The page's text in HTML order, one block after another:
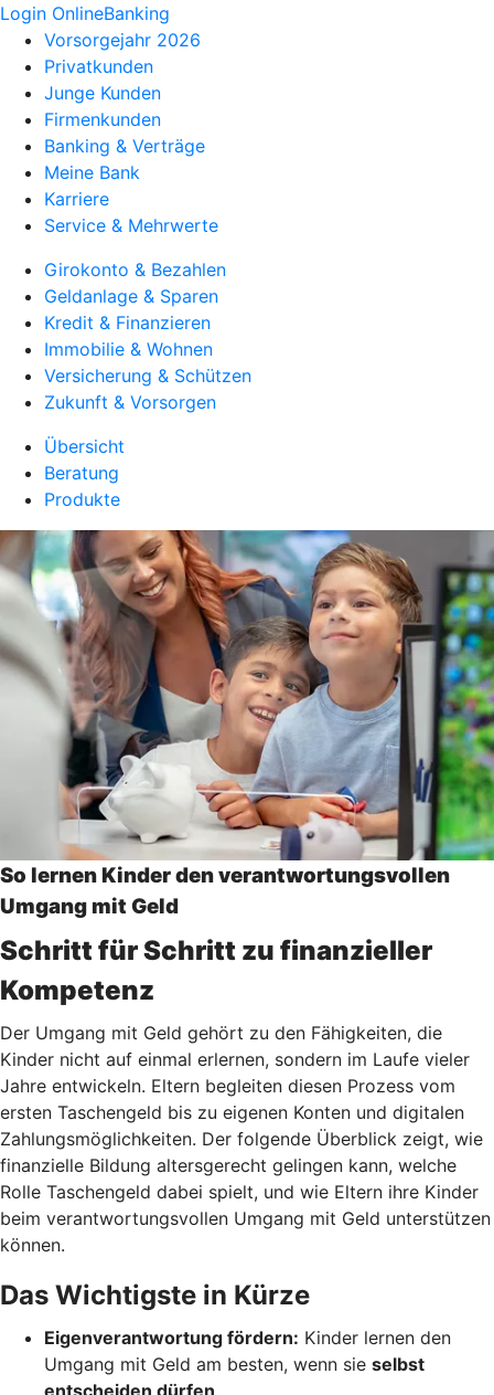
Login OnlineBanking
Vorsorgejahr 2026
Privatkunden
Junge Kunden
Firmenkunden
Banking & Verträge
Meine Bank
Karriere
Service & Mehrwerte
Girokonto & Bezahlen
Geldanlage & Sparen
Kredit & Finanzieren
Immobilie & Wohnen
Versicherung & Schützen
Zukunft & Vorsorgen
Übersicht
Beratung
Produkte
So lernen Kinder den verantwortungsvollen
Umgang mit Geld
Schritt für Schritt zu finanzieller
Kompetenz
Der Umgang mit Geld gehört zu den Fähigkeiten, die
Kinder nicht auf einmal erlernen, sondern im Laufe vieler
Jahre entwickeln. Eltern begleiten diesen Prozess vom
ersten Taschengeld bis zu eigenen Konten und digitalen
Zahlungsmöglichkeiten. Der folgende Überblick zeigt, wie
finanzielle Bildung altersgerecht gelingen kann, welche
Rolle Taschengeld dabei spielt, und wie Eltern ihre Kinder
beim verantwortungsvollen Umgang mit Geld unterstützen
können.
Das Wichtigste in Kürze
Eigenverantwortung fördern: Kinder lernen den
Umgang mit Geld am besten, wenn sie selbst
entscheiden dürfen.